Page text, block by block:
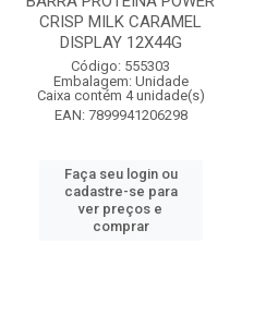
CRISP MILK CARAMEL
DISPLAY 12X44G
Código: 555303
Embalagem: Unidade
Caixa contém 4 unidade(s)
EAN: 7899941206298
Faça seu login ou
cadastre-se para
ver preços e
comprar